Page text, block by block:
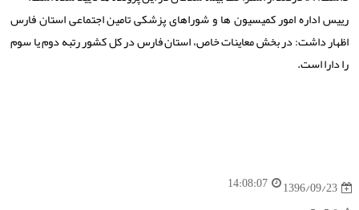
رییس اداره امور كمیسیون ها و شوراهای پزشكی تامین اجتماعی استان فارس
اظهار داشت: در بخش معاینات خاص، استان فارس در كل كشور رتبه دوم یا سوم
را دارا است.
1396/09/23
14:08:07